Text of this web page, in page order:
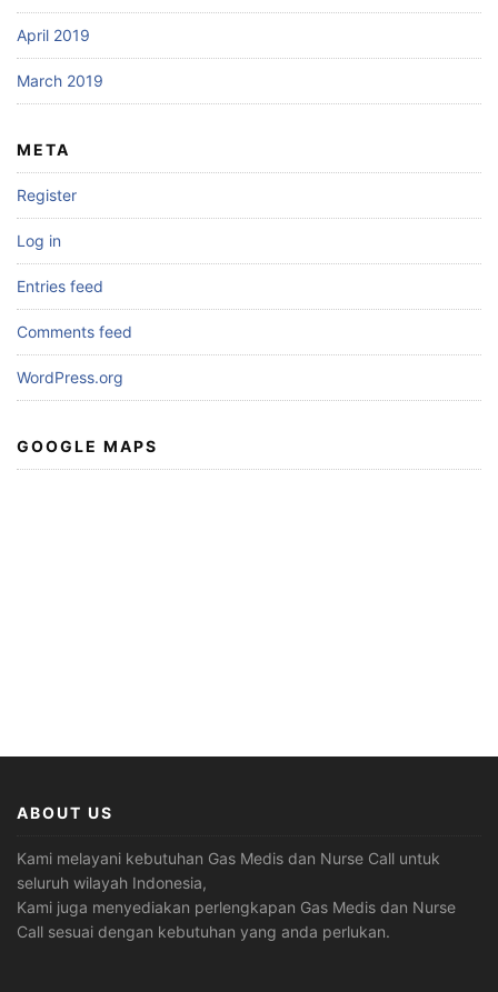
April 2019
March 2019
META
Register
Log in
Entries feed
Comments feed
WordPress.org
GOOGLE MAPS
ABOUT US
Kami melayani kebutuhan Gas Medis dan Nurse Call untuk
seluruh wilayah Indonesia,
Kami juga menyediakan perlengkapan Gas Medis dan Nurse
Call sesuai dengan kebutuhan yang anda perlukan.